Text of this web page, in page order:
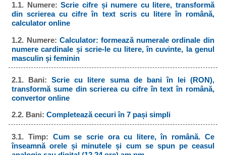
1.1. Numere:Scrie cifre și numere cu litere, transformă
din scrierea cu cifre în text scris cu litere în română,
calculator online
1.2. Numere: Calculator: formează numerale ordinale din
numere cardinale și scrie-le cu litere, în cuvinte, la genul
masculin și feminin
2.1. Bani:Scrie cu litere suma de bani în lei (RON),
transformă sume din scrierea cu cifre în text în română,
convertor online
2.2. Bani:Completează cecuri în 7 pași simpli
3.1. Timp: Cum se scrie ora cu litere, în română. Ce
înseamnă orele și minutele și cum se spun pe ceasul